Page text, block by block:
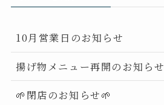
10月営業日のお知らせ
揚げ物メニュー再開のお知らせ
🌱閉店のお知らせ🌱